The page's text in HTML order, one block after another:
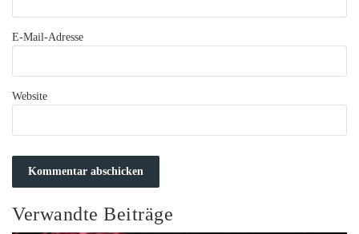
E-Mail-Adresse
Website
Verwandte Beiträge